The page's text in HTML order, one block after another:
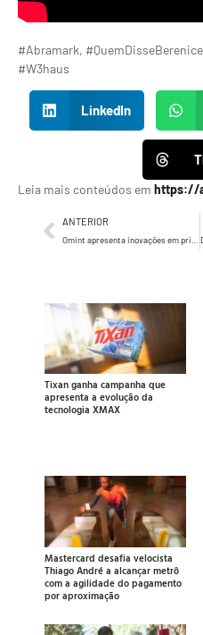
#Abramark,
#W3haus
LinkedIn
Leia mais conteúdos em https://
ANTERIOR
Tixan ganha campanha que
apresenta a evolução da
tecnologia XMAX
Mastercard desafia velocista
Thiago André a alcançar metrô
com a agilidade do pagamento
por aproximação